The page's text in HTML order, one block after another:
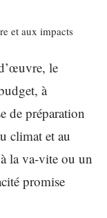
et aux impacts
le
à
de préparation
climat et au
la va-vite ou un
promise